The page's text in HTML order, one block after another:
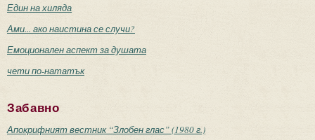
Един на хиляда
Ами... ако наистина се случи?
Емоционален аспект за душата
чети по-нататък
Забавно
Апокрифният вестник “Злобен глас” (1980 г.)